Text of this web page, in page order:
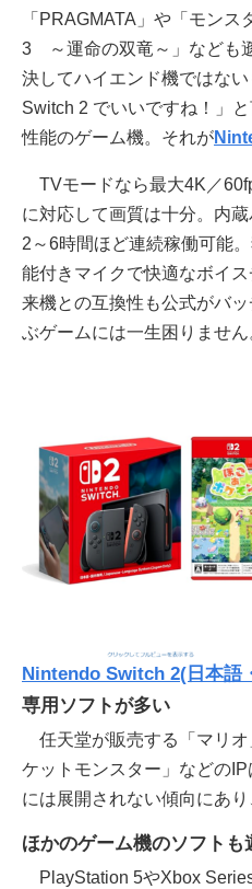
「PRAGMATA」や「モン
3 ～運命の双竜～」なども
決してハイエンド機ではな
Switch 2 でいいですね！」
性能のゲーム機。それが
TVモードなら最大4K／
に対応して画質は十分。内
2～6時間ほど連続稼働可能
能付きマイクで快適なボイ
来機との互換性も公式がバ
ぶゲームには一生困りません
Nintendo Switch 2(日本語
専用ソフトが多い
任天堂が販売する「マリ
ケットモンスター」などの
には展開されない傾向にあ
ほかのゲーム機のソフトも
PlayStation 5やXbox